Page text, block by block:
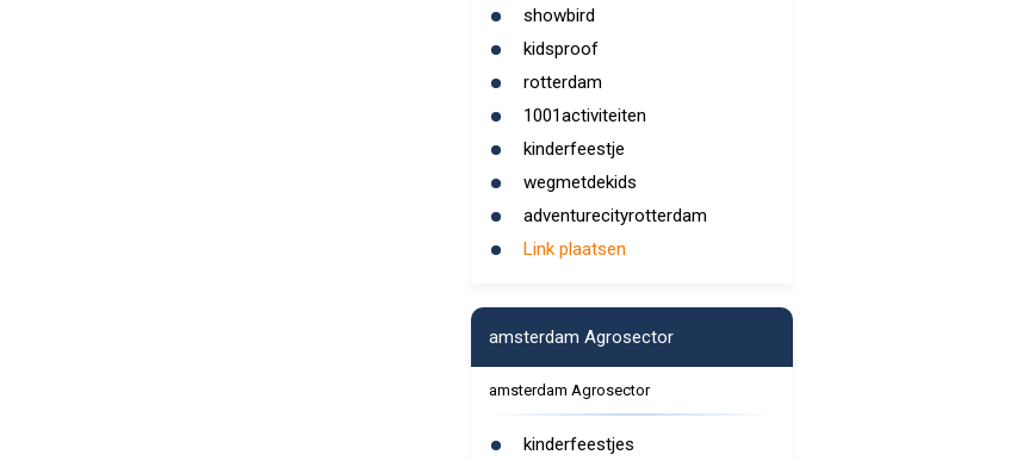
showbird
kidsproof
rotterdam
1001activiteiten
kinderfeestje
wegmetdekids
adventurecityrotterdam
Link plaatsen
amsterdam Agrosector
amsterdam Agrosector
kinderfeestjes